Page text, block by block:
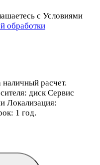
с Условиями
обработки
наличный расчет.
диск Сервис
Локализация:
1 год.